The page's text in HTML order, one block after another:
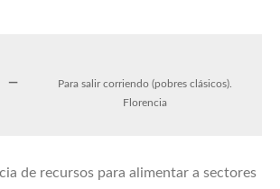
Para salir corriendo (pobres clásicos).
Florencia
de recursos para alimentar a sectores